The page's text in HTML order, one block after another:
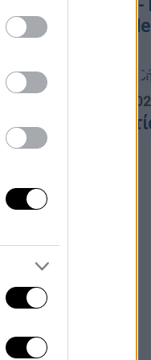
καλώδιο Ελλάδας
συμφωνία με τη
Μεσημεριανό
05/08/2026